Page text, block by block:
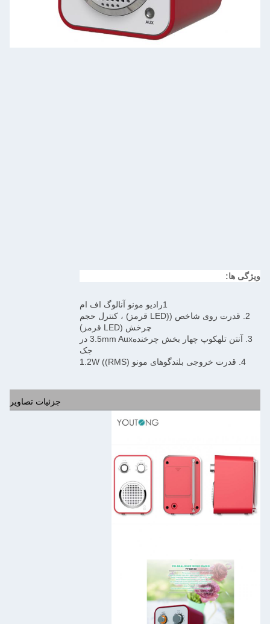
ویژگی ها:
1رادیو مونو آنالوگ اف ام
2. قدرت روی شاخص ((LED قرمز) ، کنترل حجم
چرخش (LED قرمز)
3. آنتن تلهکوپ چهار بخش چرخنده3.5mm Aux در
جک
4. قدرت خروجی بلندگوهای مونو 1.2W ((RMS)
جزئیات تصاویر